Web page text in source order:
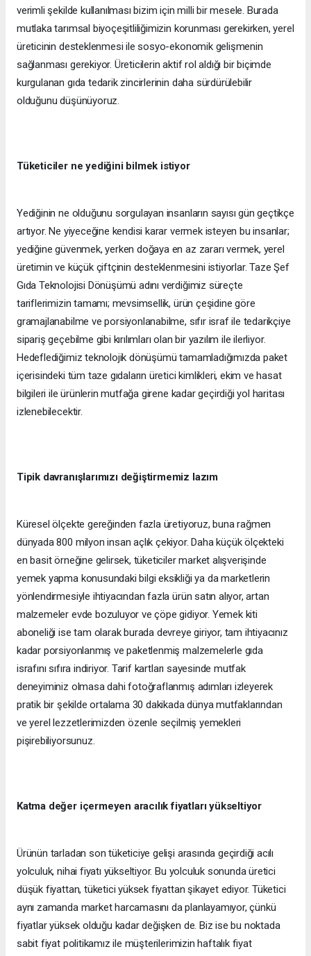
verimli şekilde kullanılması bizim için milli bir mesele. Burada
mutlaka tarımsal biyoçeşitliliğimizin korunması gerekirken, yerel
üreticinin desteklenmesi ile sosyo-ekonomik gelişmenin
sağlanması gerekiyor. Üreticilerin aktif rol aldığı bir biçimde
kurgulanan gıda tedarik zincirlerinin daha sürdürülebilir
olduğunu düşünüyoruz.
Tüketiciler ne yediğini bilmek istiyor
Yediğinin ne olduğunu sorgulayan insanların sayısı gün geçtikçe
artıyor. Ne yiyeceğine kendisi karar vermek isteyen bu insanlar;
yediğine güvenmek, yerken doğaya en az zararı vermek, yerel
üretimin ve küçük çiftçinin desteklenmesini istiyorlar. Taze Şef
Gıda Teknolojisi Dönüşümü adını verdiğimiz süreçte
tariflerimizin tamamı; mevsimsellik, ürün çeşidine göre
gramajlanabilme ve porsiyonlanabilme, sıfır israf ile tedarikçiye
sipariş geçebilme gibi kırılımları olan bir yazılım ile ilerliyor.
Hedeflediğimiz teknolojik dönüşümü tamamladığımızda paket
içerisindeki tüm taze gıdaların üretici kimlikleri, ekim ve hasat
bilgileri ile ürünlerin mutfağa girene kadar geçirdiği yol haritası
izlenebilecektir.
Tipik davranışlarımızı değiştirmemiz lazım
Küresel ölçekte gereğinden fazla üretiyoruz, buna rağmen
dünyada 800 milyon insan açlık çekiyor. Daha küçük ölçekteki
en basit örneğine gelirsek, tüketiciler market alışverişinde
yemek yapma konusundaki bilgi eksikliği ya da marketlerin
yönlendirmesiyle ihtiyacından fazla ürün satın alıyor, artan
malzemeler evde bozuluyor ve çöpe gidiyor. Yemek kiti
aboneliği ise tam olarak burada devreye giriyor, tam ihtiyacınız
kadar porsiyonlanmış ve paketlenmiş malzemelerle gıda
israfını sıfıra indiriyor. Tarif kartları sayesinde mutfak
deneyiminiz olmasa dahi fotoğraflanmış adımları izleyerek
pratik bir şekilde ortalama 30 dakikada dünya mutfaklarından
ve yerel lezzetlerimizden özenle seçilmiş yemekleri
pişirebiliyorsunuz.
Katma değer içermeyen aracılık fiyatları yükseltiyor
Ürünün tarladan son tüketiciye gelişi arasında geçirdiği acılı
yolculuk, nihai fiyatı yükseltiyor. Bu yolculuk sonunda üretici
düşük fiyattan, tüketici yüksek fiyattan şikayet ediyor. Tüketici
aynı zamanda market harcamasını da planlayamıyor, çünkü
fiyatlar yüksek olduğu kadar değişken de. Biz ise bu noktada
sabit fiyat politikamız ile müşterilerimizin haftalık fiyat